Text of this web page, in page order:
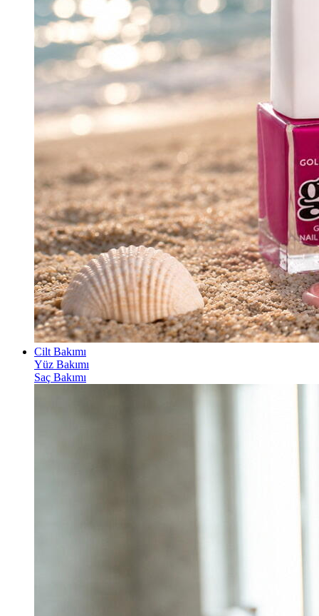
Cilt Bakımı
Yüz Bakımı
Saç Bakımı